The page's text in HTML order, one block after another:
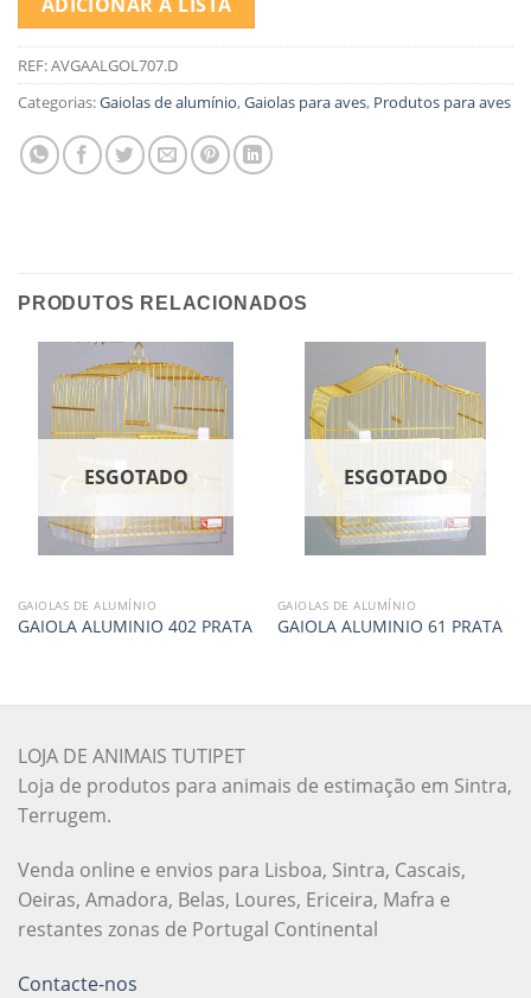
REF:AVGAALGOL707.D
Categorias:Gaiolas de alumínio,Gaiolas para aves, Produtos para aves
PRODUTOS RELACIONADOS
ESGOTADO
GAIOLAS DE ALUMÍNIO
GAIOLA ALUMINIO 402 PRATA
ESGOTADO
GAIOLAS DE ALUMÍNIO
GAIOLA ALUMINIO 61 PRATA
LOJA DE ANIMAIS TUTIPET
Loja de produtos para animais de estimação em Sintra,
Terrugem.
Venda online e envios para Lisboa, Sintra, Cascais,
Oeiras, Amadora, Belas, Loures, Ericeira, Mafra e
restantes zonas de Portugal Continental
Contacte-nos